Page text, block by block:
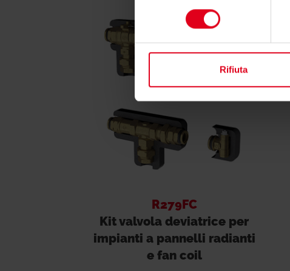
Rifiuta
R279FC
Kit valvola deviatrice per
impianti a pannelli radianti
e fan coil